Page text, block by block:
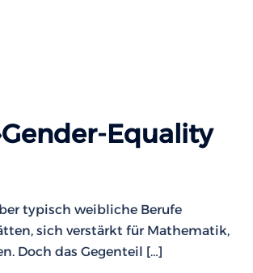
Equality
typisch weibliche Berufe
sich verstärkt für Mathematik,
Doch das Gegenteil […]